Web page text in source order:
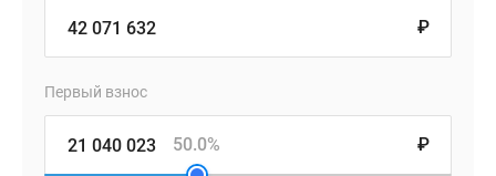
₽
Первый взнос
₽
50.0%